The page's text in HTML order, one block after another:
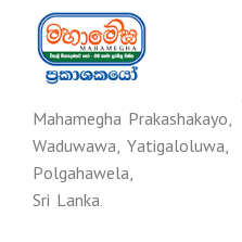
Mahamegha Prakashakayo,
Waduwawa, Yatigaloluwa,
Polgahawela,
Sri Lanka.